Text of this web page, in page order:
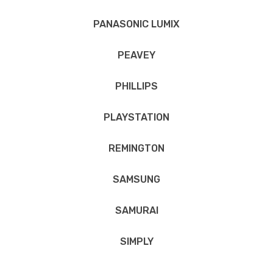
PANASONIC LUMIX
PEAVEY
PHILLIPS
PLAYSTATION
REMINGTON
SAMSUNG
SAMURAI
SIMPLY